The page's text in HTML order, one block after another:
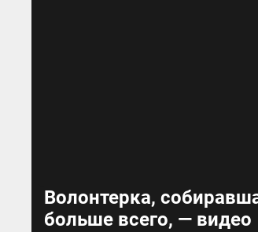
Волонтерка,
больше всего, — видео